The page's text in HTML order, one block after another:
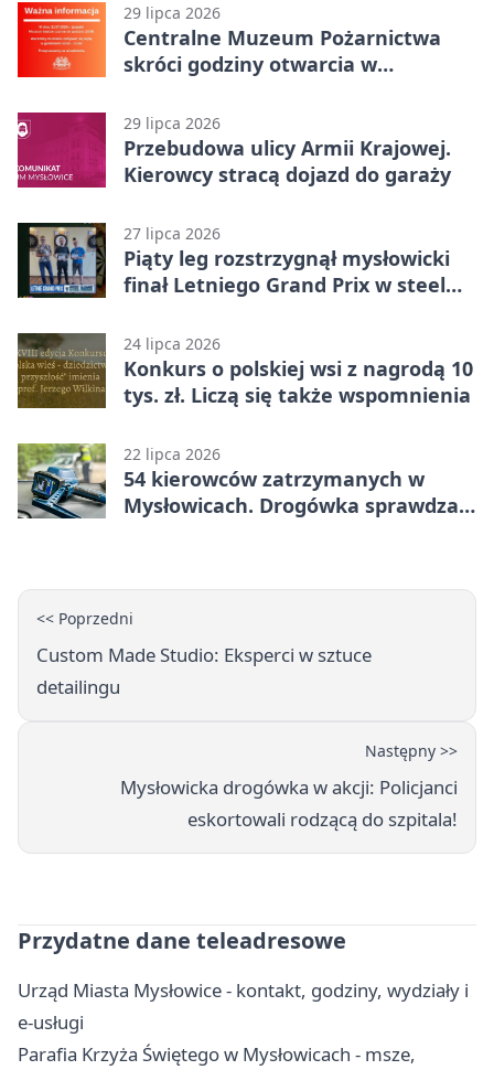
29 lipca 2026
Centralne Muzeum Pożarnictwa
skróci godziny otwarcia w
29 lipca 2026
Przebudowa ulicy Armii Krajowej.
Kierowcy stracą dojazd do garaży
27 lipca 2026
Piąty leg rozstrzygnął mysłowicki
finał Letniego Grand Prix w steel
24 lipca 2026
Konkurs o polskiej wsi z nagrodą 10
tys. zł. Liczą się także wspomnienia
22 lipca 2026
54 kierowców zatrzymanych w
Mysłowicach. Drogówka sprawdzała
<< Poprzedni
Custom Made Studio: Eksperci w sztuce
detailingu
Następny >>
Mysłowicka drogówka w akcji: Policjanci
eskortowali rodzącą do szpitala!
Przydatne dane teleadresowe
Urząd Miasta Mysłowice - kontakt, godziny, wydziały i
e-usługi
Parafia Krzyża Świętego w Mysłowicach - msze,